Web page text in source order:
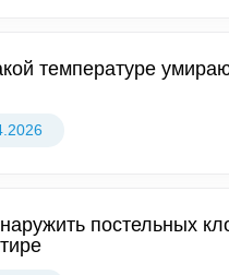
температуре
постельных